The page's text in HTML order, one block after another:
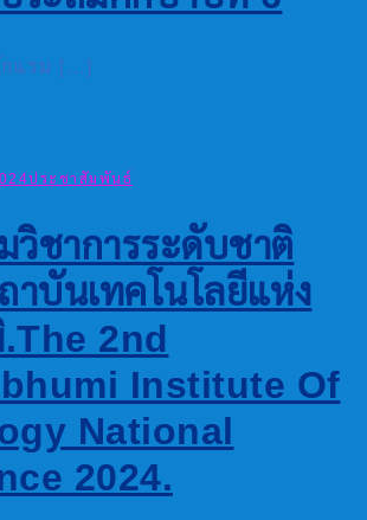
กแรม […]
ประชาสัมพันธ์
วิชาการระดับชาติ
าบันเทคโนโลยีแห่ง
2nd
Institute Of
National
2024.